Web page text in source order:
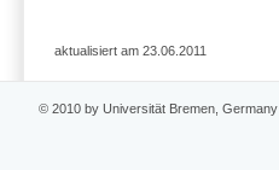
aktualisiert am 23.06.2011
© 2010 by Universität Bremen, Germany